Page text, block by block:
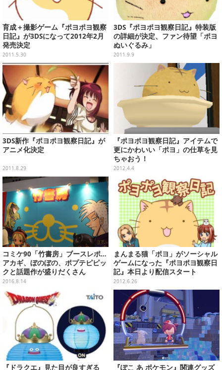
育成＋撮影ゲーム『ポヨポヨ観察
日記』が3DSになって2012年2月
発売決定
2011.5.30
3DS『ポヨポヨ観察日記』特装版
の詳細が決定、ファン待望「ポヨ
ぬいぐるみ」
2011.9.9
3DS新作『ポヨポヨ観察日記』が
アニメ化決定
2011.8.29
『ポヨポヨ観察日記』アイテムで
更にかわいい「ポヨ」の仕草を見
ちゃおう！
2012.4.4
コミケ90「竹書房」ブースレポ…
アカギ、ぼのぼの、ポプテピピッ
クと話題作が盛りだくさん
2016.8.14
まんまる猫「ポヨ」がソーシャル
ゲームになった『ポヨポヨ観察日
記』本日より配信スタート
2012.6.26
『ドラクエ』見た目が良すぎる 『ぽこ あ ポケモン』関連グッズ